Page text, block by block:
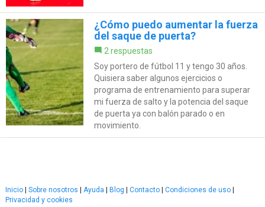
¿Cómo puedo aumentar la fuerza
del saque de puerta?
2 respuestas
Soy portero de fútbol 11 y tengo 30 años.
Quisiera saber algunos ejercicios o
programa de entrenamiento para superar
mi fuerza de salto y la potencia del saque
de puerta ya con balón parado o en
movimiento.
Inicio Sobre nosotros Ayuda Blog Contacto Condiciones de uso
Privacidad y cookies